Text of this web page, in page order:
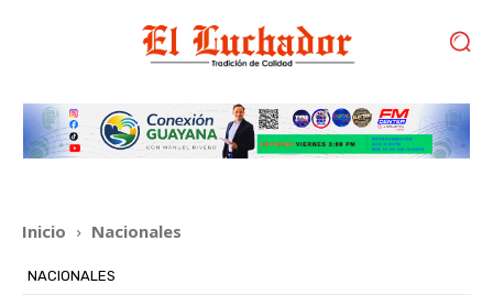
Inicio Nacionales
NACIONALES